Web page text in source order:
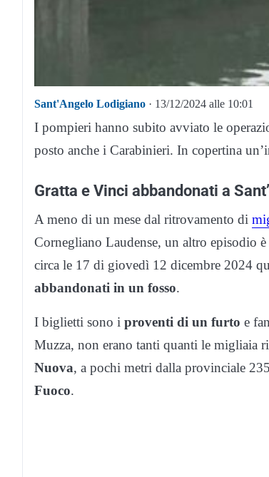
Sant'Angelo Lodigiano · 13/12/2024 alle 10:01
I pompieri hanno subito avviato le
posto anche i Carabinieri. In copertina
Gratta e Vinci abbandonati a
A meno di un mese dal ritrovamento di
Cornegliano Laudense, un altro episodio
circa le 17 di giovedì 12 dicembre 2024
abbandonati in un fosso.
I biglietti sono i proventi di un furto e
Muzza, non erano tanti quanti le migliaia
Nuova, a pochi metri dalla provinciale
Fuoco.